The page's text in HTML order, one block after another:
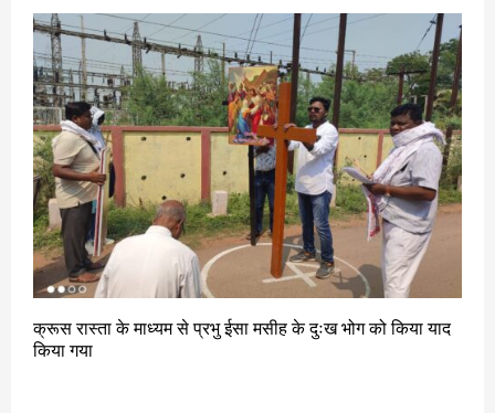
क्रूस रास्ता के माध्यम से प्रभु ईसा मसीह के दुःख भोग को किया याद
किया गया